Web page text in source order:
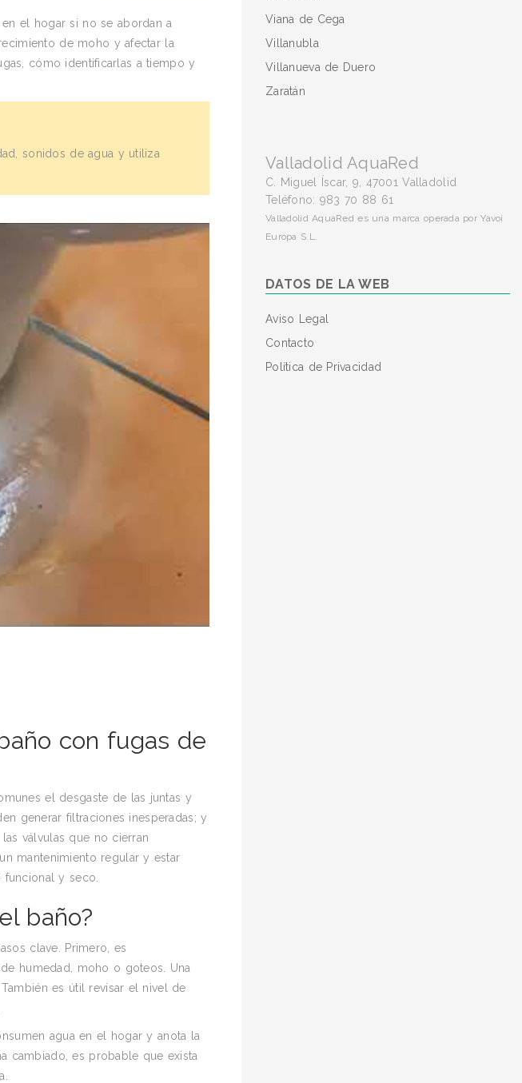
el hogar si no se abordan a
de moho y afectar la
cómo identificarlas a tiempo y
sonidos de agua y utiliza
con fugas de
el desgaste de las juntas y
generar filtraciones inesperadas; y
válvulas que no cierran
mantenimiento regular y estar
y seco.
baño?
clave. Primero, es
humedad, moho o goteos. Una
es útil revisar el nivel de
agua en el hogar y anota la
cambiado, es probable que exista
Viana de Cega
Villanubla
Villanueva de Duero
Zaratán
Valladolid AquaRed
C. Miguel Íscar, 9, 47001 Valladolid
Teléfono: 983 70 88 61
Valladolid AquaRed es una marca operada por Yavoi
Europa S.L.
DATOS DE LA WEB
Aviso Legal
Contacto
Política de Privacidad